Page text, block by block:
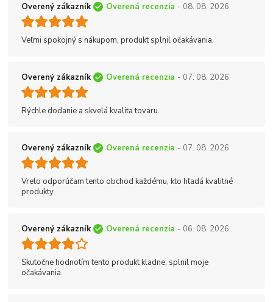
Overený zákazník Overená recenzia - 08. 08. 2026
Veľmi spokojný s nákupom, produkt splnil očakávania.
Overený zákazník Overená recenzia - 07. 08. 2026
Rýchle dodanie a skvelá kvalita tovaru.
Overený zákazník Overená recenzia - 07. 08. 2026
Vrelo odporúčam tento obchod každému, kto hľadá kvalitné
produkty.
Overený zákazník Overená recenzia - 06. 08. 2026
Skutočne hodnotím tento produkt kladne, splnil moje
očakávania.